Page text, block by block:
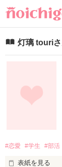
灯璃 touri
#恋愛 #学生 #部活
表紙を見る